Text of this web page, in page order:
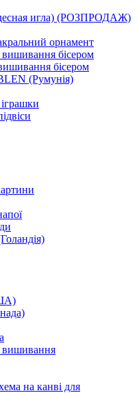
игла) (РОЗПРОДАЖ)
орнамент
бісером
бісером
(Румунія)
вишивання
на канві для